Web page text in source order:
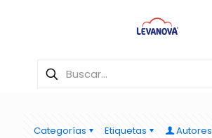
Categorías Etiquetas
Autores